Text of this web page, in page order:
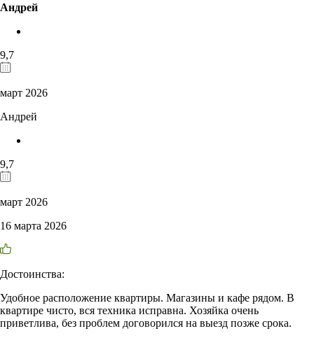
Андрей
9,7
март 2026
Андрей
9,7
март 2026
16 марта 2026
Достоинства:
Удобное расположение квартиры. Магазины и кафе рядом. В
квартире чисто, вся техника исправна. Хозяйка очень
приветлива, без проблем договорился на выезд позже срока.